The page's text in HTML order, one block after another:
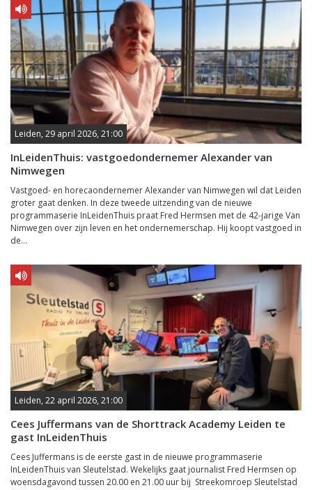
Leiden, 29 april 2026, 21:00
InLeidenThuis: vastgoedondernemer Alexander van
Nimwegen
Vastgoed- en horecaondernemer Alexander van Nimwegen wil dat Leiden
groter gaat denken. In deze tweede uitzending van de nieuwe
programmaserie InLeidenThuis praat Fred Hermsen met de 42-jarige Van
Nimwegen over zijn leven en het ondernemerschap. Hij koopt vastgoed in
de...
Leiden, 22 april 2026, 21:00
Cees Juffermans van de Shorttrack Academy Leiden te
gast InLeidenThuis
Cees Juffermans is de eerste gast in de nieuwe programmaserie
InLeidenThuis van Sleutelstad. Wekelijks gaat journalist Fred Hermsen op
woensdagavond tussen 20.00 en 21.00 uur bij Streekomroep Sleutelstad